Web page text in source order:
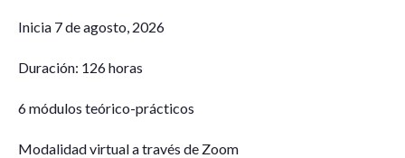
Inicia 7 de agosto, 2026
Duración: 126 horas
6 módulos teórico-prácticos
Modalidad virtual a través de Zoom